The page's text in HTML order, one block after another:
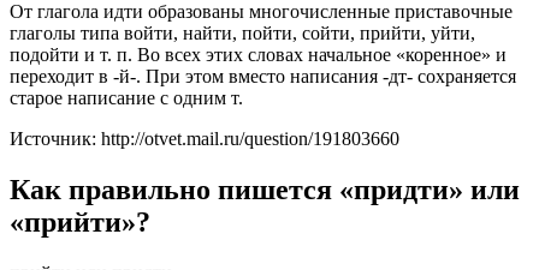
От глагола идти образованы многочисленные приставочные
глаголы типа войти, найти, пойти, сойти, прийти, уйти,
подойти и т. п. Во всех этих словах начальное «коренное» и
переходит в -й-. При этом вместо написания -дт- сохраняется
старое написание с одним т.
Источник: http://otvet.mail.ru/question/191803660
Как правильно пишется «придти» или
«прийти»?